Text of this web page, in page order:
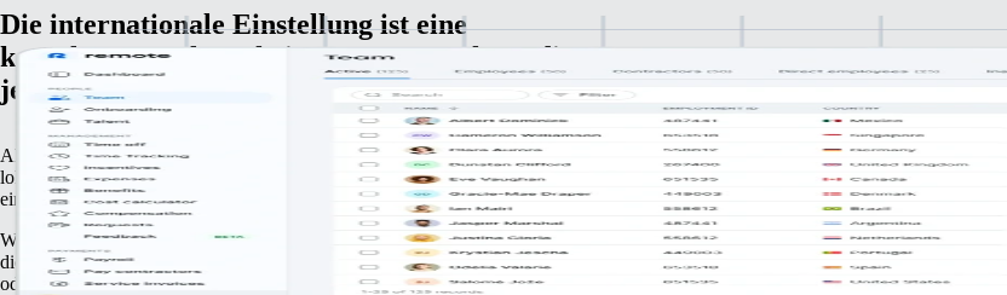
Die internationale Einstellung ist eine
komplexe Angelegenheit. Remote macht es dir
jedoch ganz einfach.
Allen Mitarbeiter:innen die gleichen Möglichkeiten zu bieten, ist aufgrund
lokaler Bestimmungen sowie rechtlicher und finanzieller Hürden nicht
einfach.
Wenn dein Unternehmen mit Remote arbeitet, machen du und dein Team
dieselbe erstklassige Erfahrung, unabhängig davon, ob ihr in derselben Stadt
oder in verschiedenen Ländern arbeitet.